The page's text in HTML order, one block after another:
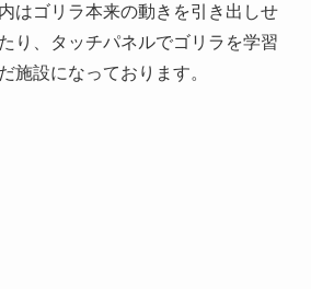
はゴリラ本来の動きを引き出しせ
り、タッチパネルでゴリラを学習
施設になっております。